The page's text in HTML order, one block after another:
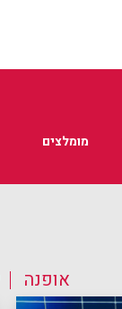
מומלצים
אופנה